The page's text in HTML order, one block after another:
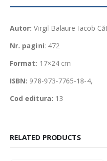
Autor: Virgil Balaure Iacob
Nr. pagini: 472
Format: 17×24 cm
ISBN: 978-973-7765-18-4,
Cod editura: 13
RELATED PRODUCTS